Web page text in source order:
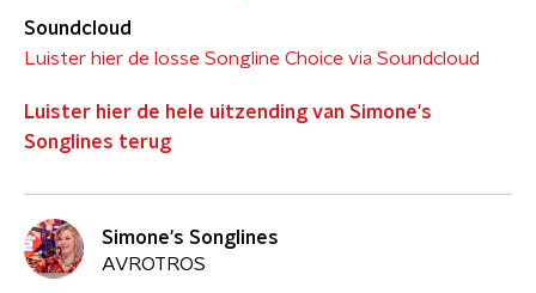
Soundcloud
Luister hier de losse Songline Choice via Soundcloud
Luister hier de hele uitzending van Simone's
Songlines terug
Simone's Songlines
AVROTROS